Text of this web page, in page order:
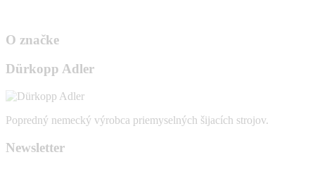
O značke
Dürkopp Adler
Popredný nemecký výrobca priemyselných šijacích strojov.
Newsletter